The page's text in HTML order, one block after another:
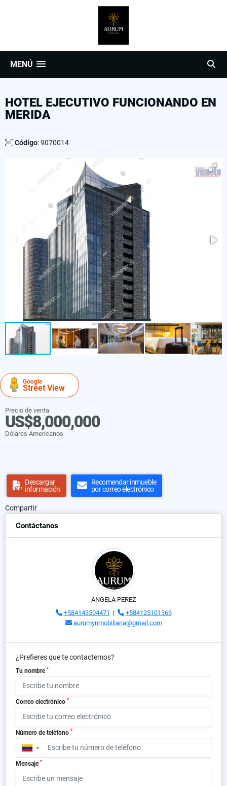
MENÚ
HOTEL EJECUTIVO FUNCIONANDO EN
MERIDA
Código: 9070014
Google
Street View
Precio de venta
US$8,000,000
Dólares Americanos
Descargar
información
Recomendar inmueble
por correo electrónico
Compartir
Contáctanos
ANGELA PEREZ
+584143504471 |
+584125101366
aurumynmobiliaria@gmail.com
¿Prefieres que te contactemos?
Tu nombre *
Correo electrónico *
Número de teléfono *
▼
Mensaje *